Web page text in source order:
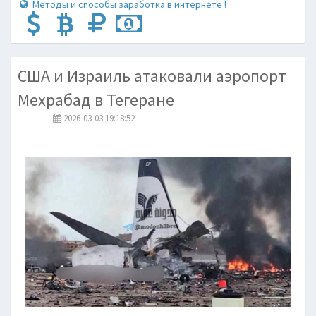
Методы и способы заработка в интернете !
США и Израиль атаковали аэропорт
Мехрабад в Тегеране
2026-03-03 19:18:52